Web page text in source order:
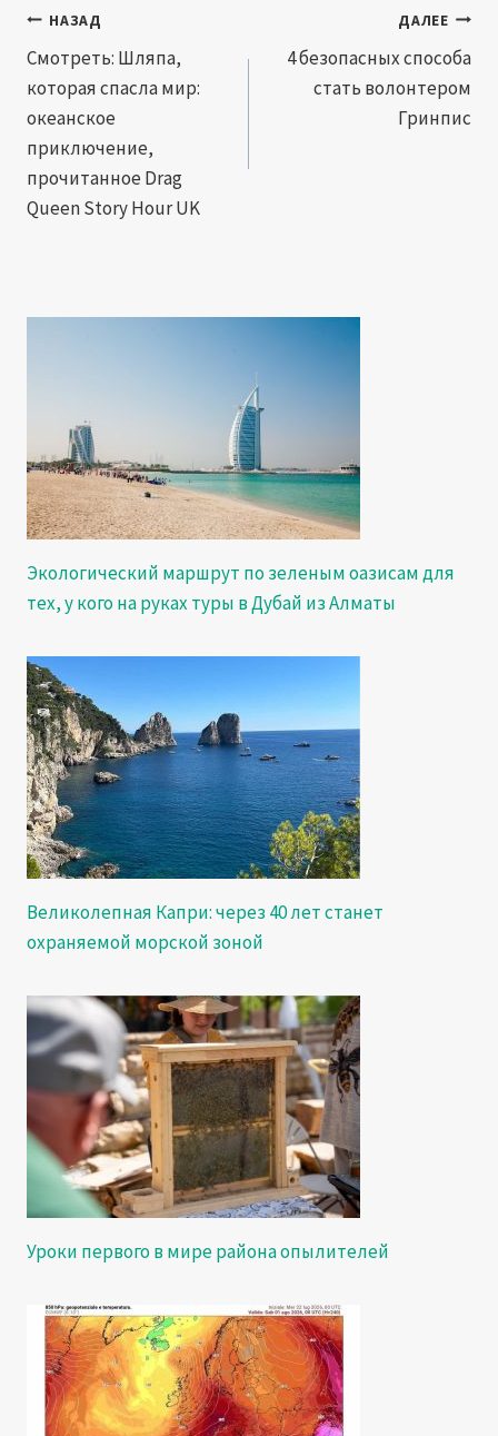
Навигация
по
записям
НАЗАД
Смотреть: Шляпа,
которая спасла мир:
океанское
приключение,
прочитанное Drag
Queen Story Hour UK
ДАЛЕЕ
4 безопасных способа
стать волонтером
Гринпис
Экологический маршрут по зеленым оазисам для
тех, у кого на руках туры в Дубай из Алматы
Великолепная Капри: через 40 лет станет
охраняемой морской зоной
Уроки первого в мире района опылителей